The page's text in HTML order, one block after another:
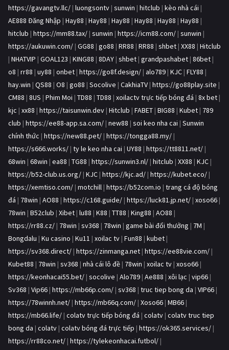
https://gavangtv.llc/ | luongsontv | sunwin | hitclub | kèo nhà cái |
AE888 Đăng Nhập | Hay88 | Hay88 | Hay88 | Hay88 | Hay88 | Hay88 |
hitclub | https://mm88.tax/ | sunwin | https://icm88.com/ | sunwin |
https://aukuwin.com/ | GG88 | go88 | RR88 | RR88 | shbet | XX88 | Hitclub
| NHATVIP | GOAL123 | KING88 | 8DAY | shbet | grandpashabet | 86bet |
o8 | rr88 | uy88 | onbet | https://go8f.design/ | alo789 | KJC | FLY88 |
hay.win | QS88 | O8 | go88 | Socolive | CakhiaTV | https://go88play.site |
CM88 | 8US | Phim Moi | TD88 | TD88 | xoilactv trực tiếp bóng đá | 8x bet |
kjc | xx88 | https://taisunwin.dev | Hitclub | FABET | BIG88 | Kubet | 789
club | https://ee88-app.sa.com/ | new88 | soi keo nha cai | Sunwin
chính thức | https://new88.pet/ | https://tongga88.my/ |
https://s666.works/ | ty le keo nha cai | UY88 | https://tt8811.net/ |
68win | 68win | ea88 | TG88 | https://sunwin3.nl/ | hitclub | XX88 | KJC |
https://b52-club.us.org/ | KJC | https://kjc.ad/ | https://kubet.eco/ |
https://xemtiso.com/ | motchill | https://b52com.io | trang cá độ bóng
đá | 78win | AO88 | https://c168.guide/ | https://luck81.jp.net/ | xoso66 |
78win | B52club | Xibet | lu88 | K88 | TT88 | King88 | AO88 |
https://rr88.cz/ | 78win | sv368 | 78win | game bài đổi thưởng | 7M |
Bongdalu | Ku casino | Ku11 | xoilac tv | Fun88 | kubet |
https://sv368.direct/ | https://zinmanga.net | https://ee88vie.com/ |
Kubet88 | 78win | sv368 | nhà cái lô đề | 78win | xoilac tv | xoso66 |
https://keonhacai55.bet/ | socolive | Alo789 | Ae888 | xôi lạc | vip66 |
Sv368 | Vip66 | https://mb66p.com/ | sv368 | truc tiep bong da | VIP66 |
https://78winnh.net/ | https://mb66q.com/ | Xoso66 | MB66 |
https://mb66.life/ | colatv trực tiếp bóng đá | colatv | colatv truc tiep
bong da | colatv | colatv bóng đá trực tiếp | https://ok365.services/ |
https://rr88co.net/ | https://tylekeonhacai.futbol/ |